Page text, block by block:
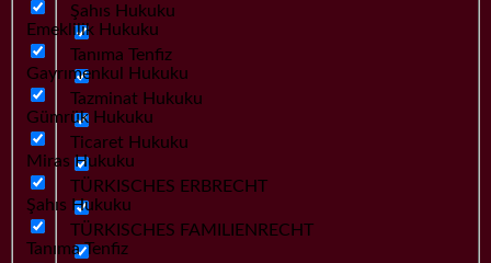
Şahıs Hukuku
Tanıma Tenfiz
Tazminat Hukuku
Ticaret Hukuku
TÜRKISCHES ERBRECHT
TÜRKISCHES FAMILIENRECHT
Emeklilik Hukuku
Gayrımenkul Hukuku
Gümrük Hukuku
Miras Hukuku
Şahıs Hukuku
Tanıma Tenfiz